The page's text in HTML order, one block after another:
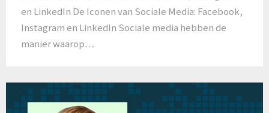
en LinkedIn De Iconen van Sociale Media: Facebook,
Instagram en LinkedIn Sociale media hebben de
manier waarop…